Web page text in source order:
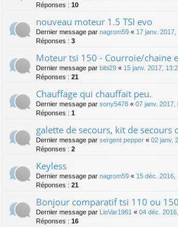
Réponses : 10
nouveau moteur 1.5 TSI evo
Dernier message par nagrom59 « 17 janv. 2017,
Réponses : 3
Moteur tsi 150 - Courroie/chaine
Dernier message par bibi29 « 15 janv. 2017,
Réponses : 21
Chauffage qui chauffait peu.
Dernier message par sony5478 « 07 janv. 2017,
Réponses : 1
galette de secours, kit de secours
Dernier message par sergent pepper « 02 janv.
Réponses : 2
Keyless
Dernier message par nagrom59 « 15 déc. 2016,
Réponses : 21
Bonjour comparatif tsi 110 ou 150
Dernier message par LioVar1961 « 04 déc.
Réponses : 16